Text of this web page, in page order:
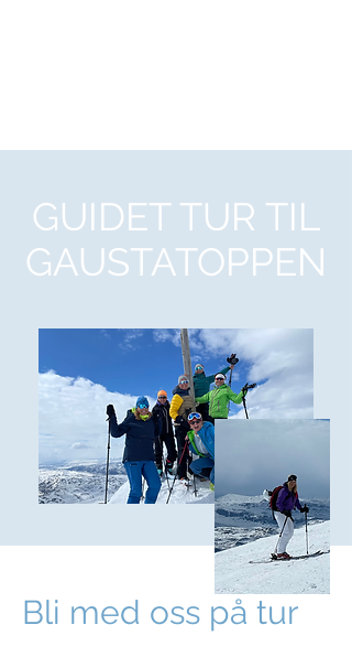
GUIDET TUR TIL
GAUSTATOPPEN
Bli med oss på tur